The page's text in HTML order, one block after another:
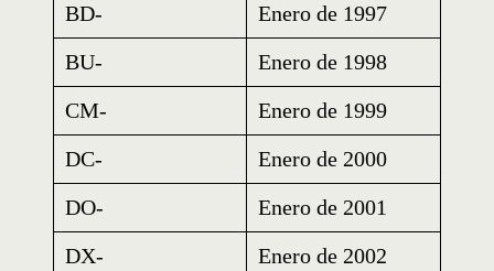
BD-
Enero de 1997
BU-
Enero de 1998
CM-
Enero de 1999
DC-
Enero de 2000
DO-
Enero de 2001
DX-
Enero de 2002